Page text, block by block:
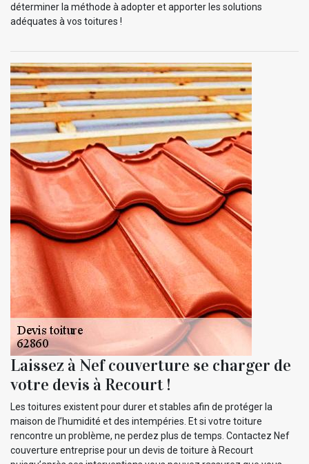
déterminer la méthode à adopter et apporter les solutions
adéquates à vos toitures !
Laissez à Nef couverture se charger de
votre devis à Recourt !
Les toitures existent pour durer et stables afin de protéger la
maison de l’humidité et des intempéries. Et si votre toiture
rencontre un problème, ne perdez plus de temps. Contactez Nef
couverture entreprise pour un devis de toiture à Recourt